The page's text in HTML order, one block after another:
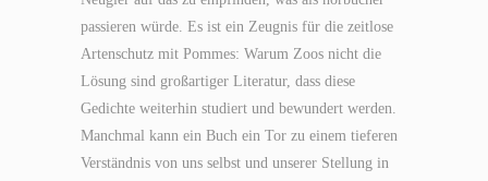
passieren würde. Es ist ein Zeugnis für die zeitlose
Artenschutz mit Pommes: Warum Zoos nicht die
Lösung sind großartiger Literatur, dass diese
Gedichte weiterhin studiert und bewundert werden.
Manchmal kann ein Buch ein Tor zu einem tieferen
Verständnis von uns selbst und unserer Stellung in